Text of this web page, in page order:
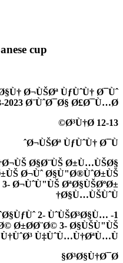
cup
Ø¬ÙŠØª ÙƒÙˆÙ† Ø¯Ùˆ
2023 Ø¨ÙˆØ¯Ø§ Ø£Ø¯Ù…Ø§
12-13 Ø³Ù†Ø©
Ø¬ÙŠØª ÙƒÙˆÙ† Ø¯Ùˆ
Ø§Ø¨ÙŠ Ø±Ù…ÙŠØ§
Ø¬Ùˆ Ø§Ù"Ø®ÙˆØ±ÙŠ
Ø¬ÙˆÙ"ÙŠ ØªØ§ÙŠØºØ±
Ø§Ù…ÙŠÙˆÙ†
1-
2- ÙˆÙŠØ³Ø§Ù…
Ø±Ø­Ø¨Ø© 3- Ø§ÙŠÙ"ÙŠ
Ù‡ÙˆÙ…Ù†ØªÙ…Ù†
Ø³Ø§Ù†Ø¯Ø§